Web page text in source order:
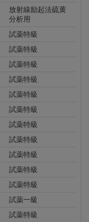
放射線励起法硫黄
分析用
試薬特級
試薬特級
試薬特級
試薬特級
試薬特級
試薬特級
試薬特級
試薬特級
試薬特級
試薬特級
試薬特級
試薬一級
試薬特級